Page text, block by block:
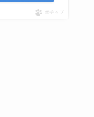
ポチップ